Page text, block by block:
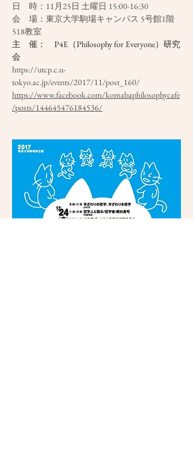
日　時：11月25日 土曜日 15:00-16:30
会　場：東京大学駒場キャンパス 5号館1階
518教室
主　催：　P4E（Philosophy for Everyone）研究
会
https://utcp.c.u-
tokyo.ac.jp/events/2017/11/post_160/
https://www.facebook.com/komabaphilosophycafe
/posts/144645476184536/